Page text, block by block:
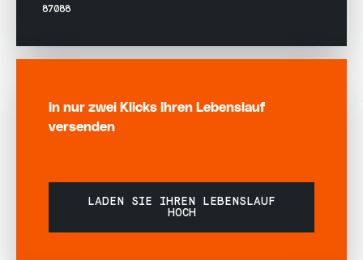
87088
In nur zwei Klicks Ihren Lebenslauf
versenden
LADEN SIE IHREN LEBENSLAUF
HOCH